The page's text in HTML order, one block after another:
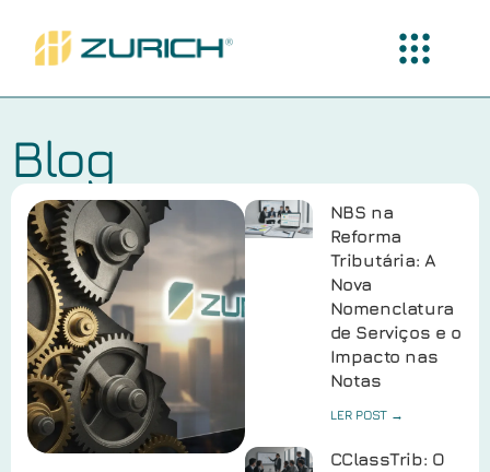
Blog
NBS na
Reforma
Tributária: A
Nova
Nomenclatura
de Serviços e o
Impacto nas
Notas
LER POST →
CClassTrib: O